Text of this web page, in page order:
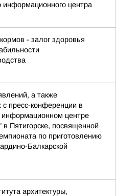
информационного центра
- залог здоровья
а также
пресс-конференции в
информационном центре
Пятигорске, посвященной
по приготовлению
Балкарской
архитектуры,